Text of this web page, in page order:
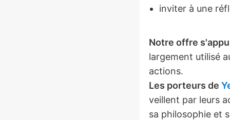
inviter à une
Notre offre
largement utilisé
actions.
Les porteurs de
veillent par leurs
sa philosophie et